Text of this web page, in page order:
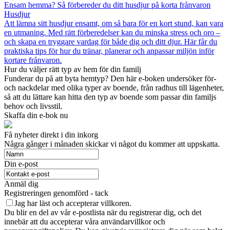
Ensam hemma? Så förbereder du ditt husdjur på korta frånvaron
Husdjur
Att lämna sitt husdjur ensamt, om så bara för en kort stund, kan vara
en utmaning. Med rätt förberedelser kan du minska stress och oro –
och skapa en tryggare vardag för både dig och ditt djur. Här får du
praktiska tips för hur du tränar, planerar och anpassar miljön inför
kortare frånvaron.
Hur du väljer rätt typ av hem för din familj
Funderar du på att byta hemtyp? Den här e-boken undersöker för-
och nackdelar med olika typer av boende, från radhus till lägenheter,
så att du lättare kan hitta den typ av boende som passar din familjs
behov och livsstil.
Skaffa din e-bok nu
Få nyheter direkt i din inkorg
Några gånger i månaden skickar vi något du kommer att uppskatta.
Din e-post
Anmäl dig
Registreringen genomförd - tack
Jag har läst och accepterar villkoren.
Du blir en del av vår e-postlista när du registrerar dig, och det
innebär att du accepterar våra användarvillkor och